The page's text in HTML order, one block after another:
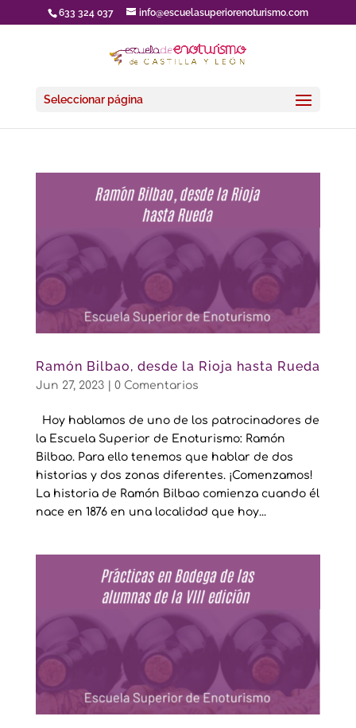
633 324 037 info@escuelasuperiorenoturismo.com
Seleccionar página
Ramón Bilbao, desde la Rioja hasta Rueda
Jun 27, 2023| 0 Comentarios
Hoy hablamos de uno de los patrocinadores de
la Escuela Superior de Enoturismo: Ramón
Bilbao. Para ello tenemos que hablar de dos
historias y dos zonas diferentes. ¡Comenzamos!
La historia de Ramón Bilbao comienza cuando él
nace en 1876 en una localidad que hoy...